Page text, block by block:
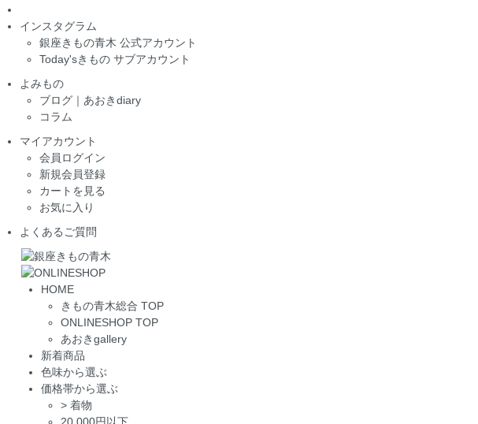
インスタグラム
銀座きもの青木 公式アカウント
Today'sきもの サブアカウント
よみもの
ブログ｜あおきdiary
コラム
マイアカウント
会員ログイン
新規会員登録
カートを見る
お気に入り
よくあるご質問
HOME
きもの青木総合 TOP
ONLINESHOP TOP
あおきgallery
新着商品
色味から選ぶ
価格帯から選ぶ
> 着物
20,000円以下